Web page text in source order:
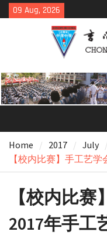
Skip
to
09 Aug, 2026
Home 2017 July
【校内比赛】手工艺学
【校内比赛
2017年手工